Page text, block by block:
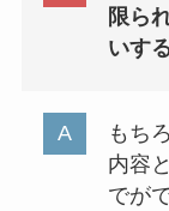
限ら
いす
もち
内容
でが